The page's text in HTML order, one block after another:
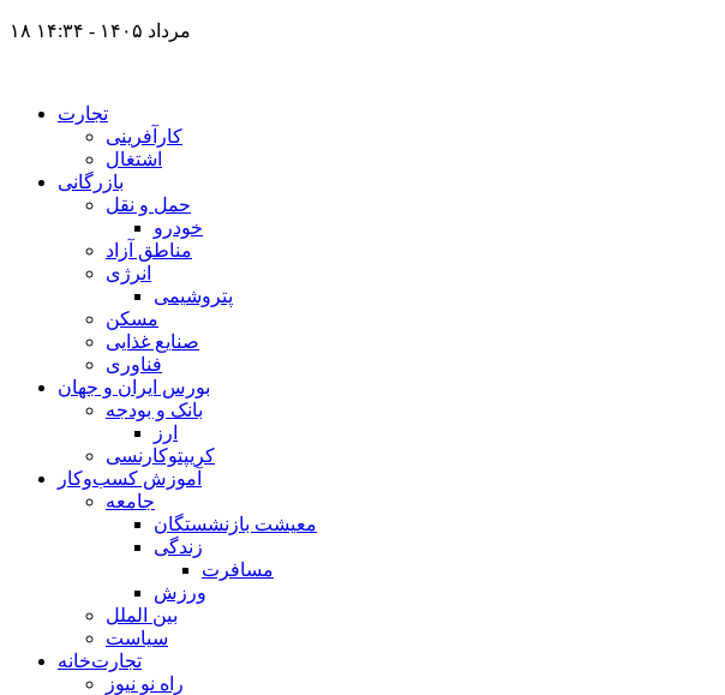
۱۸ مرداد ۱۴۰۵ - ۱۴:۳۴
تجارت
کارآفرینی
اشتغال
بازرگانی
حمل و نقل
خودرو
مناطق آزاد
انرژی
پتروشیمی
مسکن
صنایع غذایی
فناوری
بورس ایران و جهان
بانک و بودجه
ارز
کریپتوکارنسی
آموزش کسب‌وکار
جامعه
معیشت بازنشستگان
زندگی
مسافرت
ورزش
بین الملل
سیاست
تجارت‌خانه
راه نو نیوز